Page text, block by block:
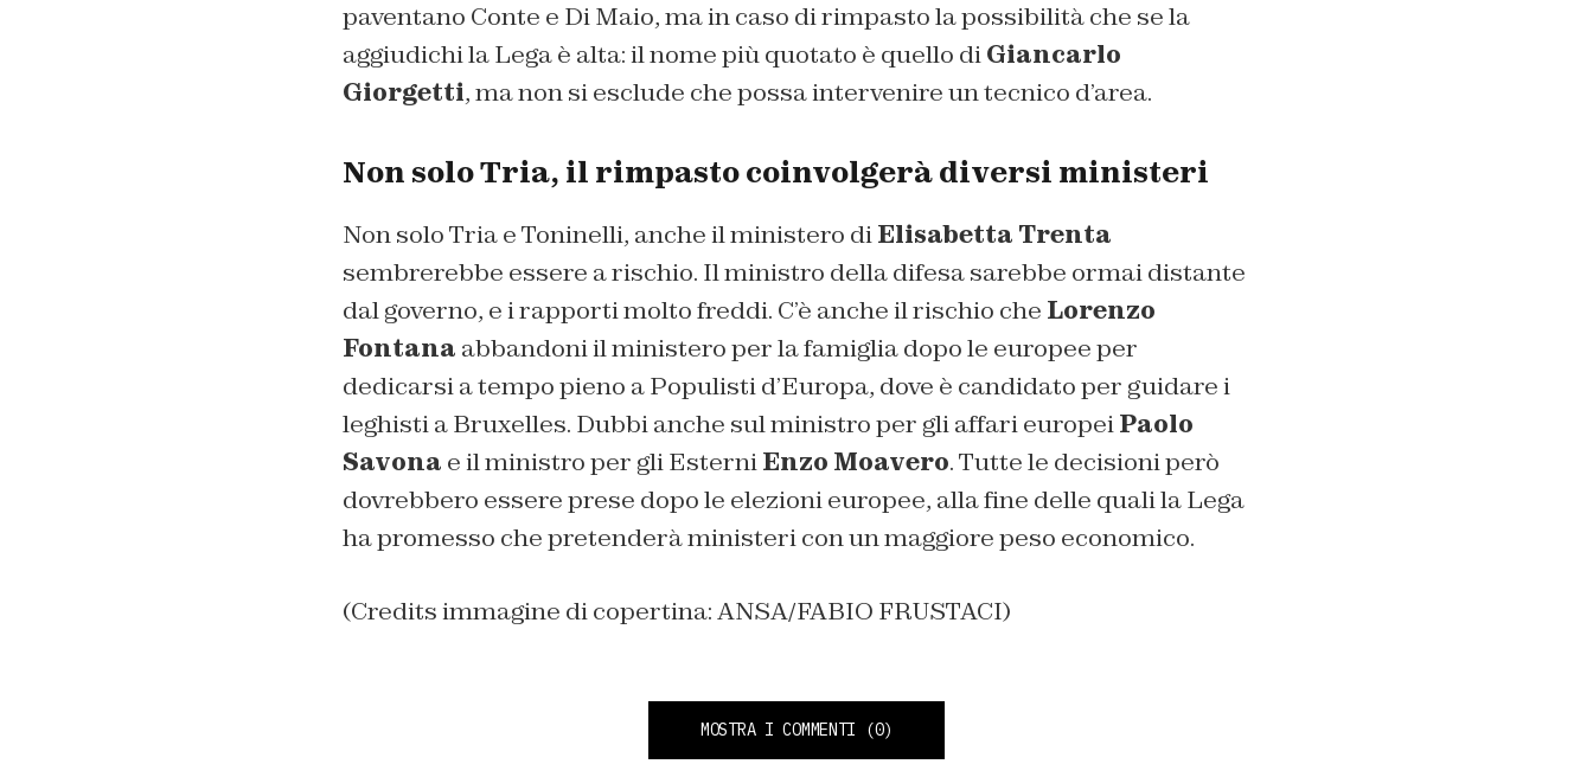
paventano Conte e Di Maio, ma in caso di rimpasto la possibilità che se la
aggiudichi la Lega è alta: il nome più quotato è quello diGiancarlo
Giorgetti, ma non si esclude che possa intervenire un tecnico d’area.
Non solo Tria, il rimpasto coinvolgerà diversi ministeri
Non solo Tria e Toninelli, anche il ministero diElisabetta Trenta
sembrerebbe essere a rischio. Il ministro della difesa sarebbe ormai distante
dal governo, e i rapporti molto freddi. C’è anche il rischio che Lorenzo
Fontana abbandoni il ministero per la famiglia dopo le europee per
dedicarsi a tempo pieno a Populisti d’Europa, dove è candidato per guidare i
leghisti a Bruxelles. Dubbi anche sul ministro per gli affari europeiPaolo
Savona e il ministro per gli EsterniEnzo Moavero. Tutte le decisioni però
dovrebbero essere prese dopo le elezioni europee, alla fine delle quali la Lega
ha promesso che pretenderà ministeri con un maggiore peso economico.
(Credits immagine di copertina: ANSA/FABIO FRUSTACI)
MOSTRA I COMMENTI (0)